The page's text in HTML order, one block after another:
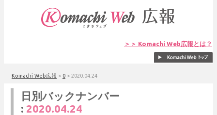
＞＞ Komachi Web広報とは？
Komachi Web広報 > 0 > 2020.04.24
日別バックナンバー
: 2020.04.24